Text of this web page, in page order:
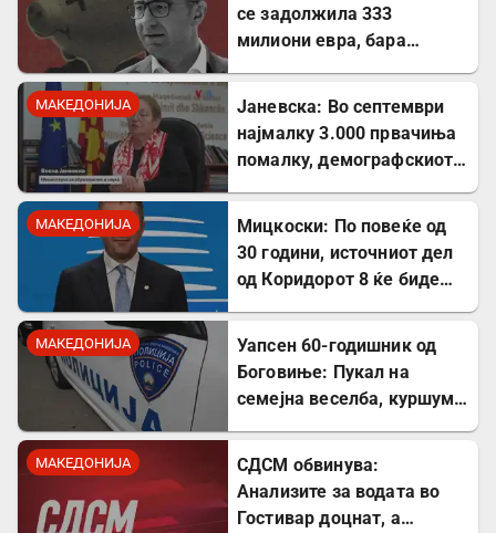
се задолжила 333
милиони евра, бара
МАКЕДОНИЈА
Јаневска: Во септември
најмалку 3.000 првачиња
помалку, демографскиот
МАКЕДОНИЈА
Мицкоски: По повеќе од
30 години, источниот дел
од Коридорот 8 ќе биде
МАКЕДОНИЈА
Уапсен 60-годишник од
Боговиње: Пукал на
семејна веселба, куршум
МАКЕДОНИЈА
СДСМ обвинува:
Анализите за водата во
Гостивар доцнат, а